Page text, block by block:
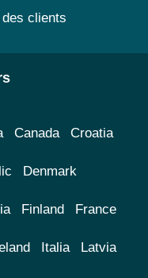
clients
Canada Croatia
Denmark
Finland France
Italia Latvia